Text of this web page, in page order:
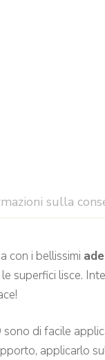
sulla
con i bellissimi
superfici lisce.
sono di facile
applicarlo